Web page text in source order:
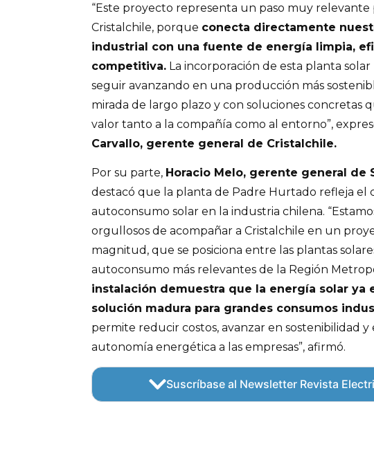
“Este proyecto representa un paso muy relevante
Cristalchile, porque conecta directamente
industrial con una fuente de energía limpia,
competitiva. La incorporación de esta planta
seguir avanzando en una producción más
mirada de largo plazo y con soluciones concretas
valor tanto a la compañía como al entorno”,
Carvallo, gerente general de Cristalchile.
Por su parte, Horacio Melo, gerente general de
destacó que la planta de Padre Hurtado refleja el
autoconsumo solar en la industria chilena.
orgullosos de acompañar a Cristalchile en un
magnitud, que se posiciona entre las plantas
autoconsumo más relevantes de la Región
instalación demuestra que la energía solar ya
solución madura para grandes consumos
permite reducir costos, avanzar en sostenibilidad
autonomía energética a las empresas”, afirmó.
Suscríbase al Newsletter Revista